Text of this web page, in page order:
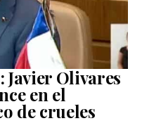
Javier Olivares
en el
de crueles